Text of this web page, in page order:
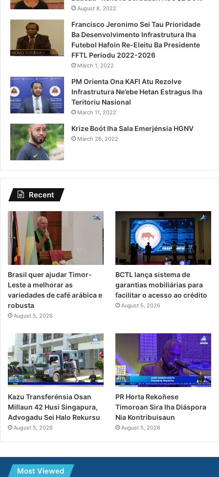
August 8, 2022
Francisco Jeronimo Sei Tau Prioridade
Ba Desenvolvimento Infrastrutura Iha
Futebol Hafoin Re-Eleitu Ba Presidente
FFTL Periodu 2022-2026
March 1, 2022
PM Orienta Ona KAFI Atu Rezolve
Infrastrutura Ne’ebe Hetan Estragus Iha
Teritoriu Nasional
March 11, 2022
Krize Boót Iha Sala Emerjénsia HGNV
March 26, 2022
Recent
Brasil quer ajudar Timor-
Leste a melhorar as
variedades de café arábica e
robusta
August 5, 2026
BCTL lança sistema de
garantias mobiliárias para
facilitar o acesso ao crédito
August 5, 2026
Kazu Transferénsia Osan
Millaun 42 Husi Singapura,
Advogadu Sei Halo Rekursu
August 5, 2026
PR Horta Rekoñese
Timoroan Sira Iha Diáspora
Nia Kontribuisaun
August 5, 2026
Most Viewed